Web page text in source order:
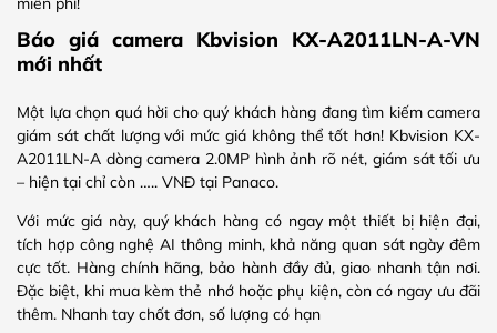
Báo giá camera Kbvision KX-A2011LN-A-VN
mới nhất
Một lựa chọn quá hời cho quý khách hàng đang tìm kiếm camera
giám sát chất lượng với mức giá không thể tốt hơn! Kbvision KX-
A2011LN-A dòng camera 2.0MP hình ảnh rõ nét, giám sát tối ưu
– hiện tại chỉ còn ….. VNĐ tại Panaco.
Với mức giá này, quý khách hàng có ngay một thiết bị hiện đại,
tích hợp công nghệ AI thông minh, khả năng quan sát ngày đêm
cực tốt. Hàng chính hãng, bảo hành đầy đủ, giao nhanh tận nơi.
Đặc biệt, khi mua kèm thẻ nhớ hoặc phụ kiện, còn có ngay ưu đãi
thêm. Nhanh tay chốt đơn, số lượng có hạn